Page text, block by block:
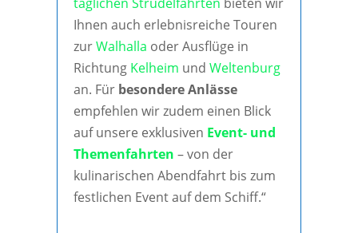
Ihnen auch erlebnisreiche Touren
zurWalhalla oder Ausflüge in
Richtung Kelheim und Weltenburg
an. Für besondere Anlässe
empfehlen wir zudem einen Blick
auf unsere exklusiven Event- und
Themenfahrten – von der
kulinarischen Abendfahrt bis zum
festlichen Event auf dem Schiff.“